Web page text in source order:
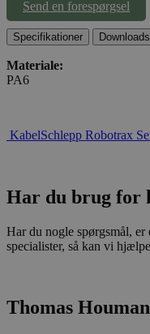
Send en forespørgsel
Specifikationer Downloads
Materiale:
PA6
KabelSchlepp Robotrax
Har du brug for
Har du nogle spørgsmål,
specialister, så kan vi
Thomas